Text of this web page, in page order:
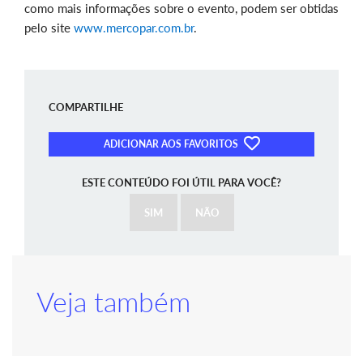
como mais informações sobre o evento, podem ser obtidas
pelo site www.mercopar.com.br.
COMPARTILHE
ADICIONAR AOS FAVORITOS
ESTE CONTEÚDO FOI ÚTIL PARA VOCÊ?
SIM NÃO
Veja também